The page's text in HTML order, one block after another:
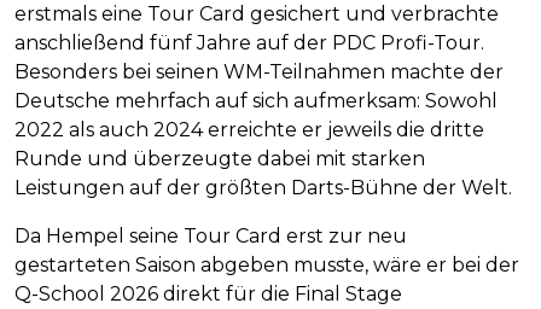
erstmals eine Tour Card gesichert und verbrachte
anschließend fünf Jahre auf der PDC Profi-Tour.
Besonders bei seinen WM-Teilnahmen machte der
Deutsche mehrfach auf sich aufmerksam: Sowohl
2022 als auch 2024 erreichte er jeweils die dritte
Runde und überzeugte dabei mit starken
Leistungen auf der größten Darts-Bühne der Welt.
Da Hempel seine Tour Card erst zur neu
gestarteten Saison abgeben musste, wäre er bei der
Q-School 2026 direkt für die Final Stage